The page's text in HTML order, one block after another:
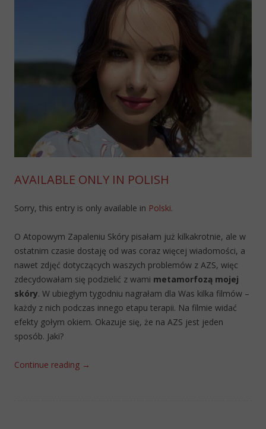
AVAILABLE ONLY IN POLISH
Sorry, this entry is only available in Polski.
O Atopowym Zapaleniu Skóry pisałam już kilkakrotnie, ale w
ostatnim czasie dostaję od was coraz więcej wiadomości, a
nawet zdjęć dotyczących waszych problemów z AZS, więc
zdecydowałam się podzielić z wami metamorfozą mojej
skóry. W ubiegłym tygodniu nagrałam dla Was kilka filmów –
każdy z nich podczas innego etapu terapii. Na filmie widać
efekty gołym okiem. Okazuje się, że na AZS jest jeden
sposób. Jaki?
Continue reading →